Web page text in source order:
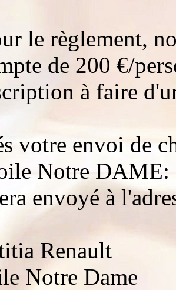
le règlement,
de 200 €/
à faire
votre envoi de
Notre DAME:
envoyé à
Renault
Notre Dame